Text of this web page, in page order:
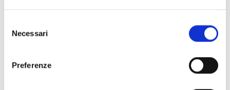
delNecessari
Preferenze